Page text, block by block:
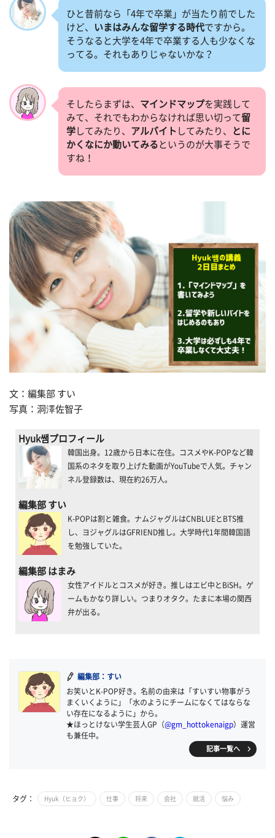
ひと昔前なら「4年で卒業」が当たり前でした
けど、
いまはみんな留学する時代ですから。
そうなると大学を4年で卒業する人も少なくな
ってる。それもありじゃないかな？
そしたらまずは、 マインドマップを実践して
みて、それでもわからなければ思い切って留
学 してみたり、 アルバイト してみたり、
とに
かくなにか動いてみる というのが大事そうで
すね！
文：編集部 すい
写真：洞澤佐智子
Hyuk쌤プロフィール
韓国出身。12歳から日本に在住。コスメやK-POPなど韓
国系のネタを取り上げた動画がYouTubeで人気。チャン
ネル登録数は、現在約26万人。
編集部 すい
K-POPは割と雑食。ナムジャグルはCNBLUEとBTS推
し、ヨジャグルはGFRIEND推し。大学時代1年間韓国語
を勉強していた。
編集部 はまみ
女性アイドルとコスメが好き。推しはエビ中とBiSH。ゲ
ームもかなり詳しい。つまりオタク。たまに本場の関西
弁が出る。
編集部：すい
お笑いとK-POP好き。名前の由来は「すいすい物事がう
まくいくように」「水のようにチームになくてはならな
い存在になるように」から。
★ほっとけない学生芸人GP（@gm_hottokenaigp）運営
も兼任中。
記事一覧へ
タグ： Hyuk（ヒョク） 仕事 将来 会社 就活 悩み